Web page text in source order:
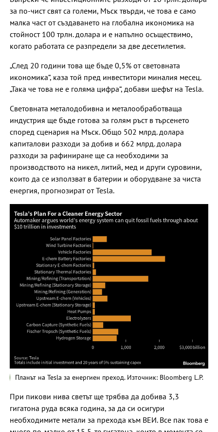
за по-чист свят са големи, Мъск твърди, че това е само
малка част от създаването на глобална икономика на
стойност 100 трлн. долара и е напълно осъществимо,
когато работата се разпредели за две десетилетия.
„След 20 години това ще бъде 0,5% от световната
икономика“, каза той пред инвеститори миналия месец.
„Така че това не е голяма цифра“, добави шефът на Tesla.
Световната металодобивна и металообработваща
индустрия ще бъде готова за голям ръст в търсенето
според сценария на Мъск. Общо 502 млрд. долара
капиталови разходи за добив и 662 млрд. долара
разходи за рафиниране ще са необходими за
производството на никел, литий, мед и други суровини,
които да се използват в батерии и оборудване за чиста
енергия, прогнозират от Tesla.
Планът на Tesla за енергиен преход. Източник: Bloomberg L.P.
При пикови нива светът ще трябва да добива 3,3
гигатона руда всяка година, за да си осигури
необходимите метали за прехода към ВЕИ. Все пак това е